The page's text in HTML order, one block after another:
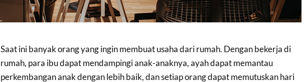
Saat ini banyak orang yang ingin membuat usaha dari rumah. Dengan bekerja di
rumah, para ibu dapat mendampingi anak-anaknya, ayah dapat memantau
perkembangan anak dengan lebih baik, dan setiap orang dapat memutuskan hari